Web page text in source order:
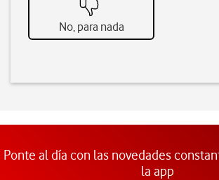
No, para nada
Ponte al día con las novedades
la app